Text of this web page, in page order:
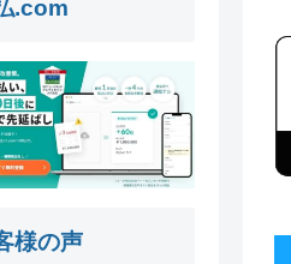
.com
様の声